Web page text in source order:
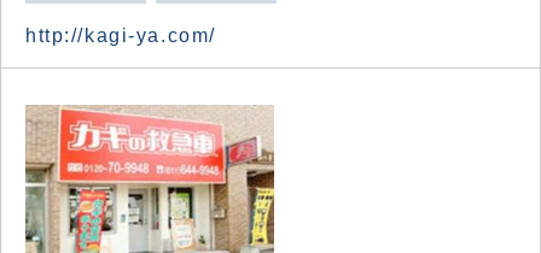
http://kagi-ya.com/